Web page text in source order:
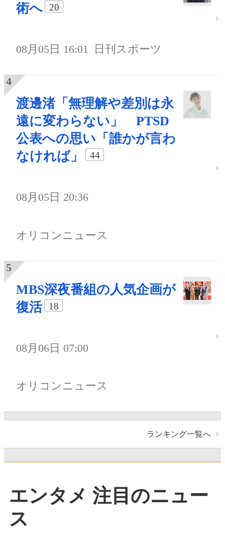
術へ
20
08月05日 16:01 日刊スポーツ
渡邊渚「無理解や差別は永
遠に変わらない」 PTSD
公表への思い「誰かが言わ
なければ」
44
08月05日 20:36
オリコンニュース
MBS深夜番組の人気企画が
復活
18
08月06日 07:00
オリコンニュース
ランキング一覧へ
エンタメ 注目のニュー
ス